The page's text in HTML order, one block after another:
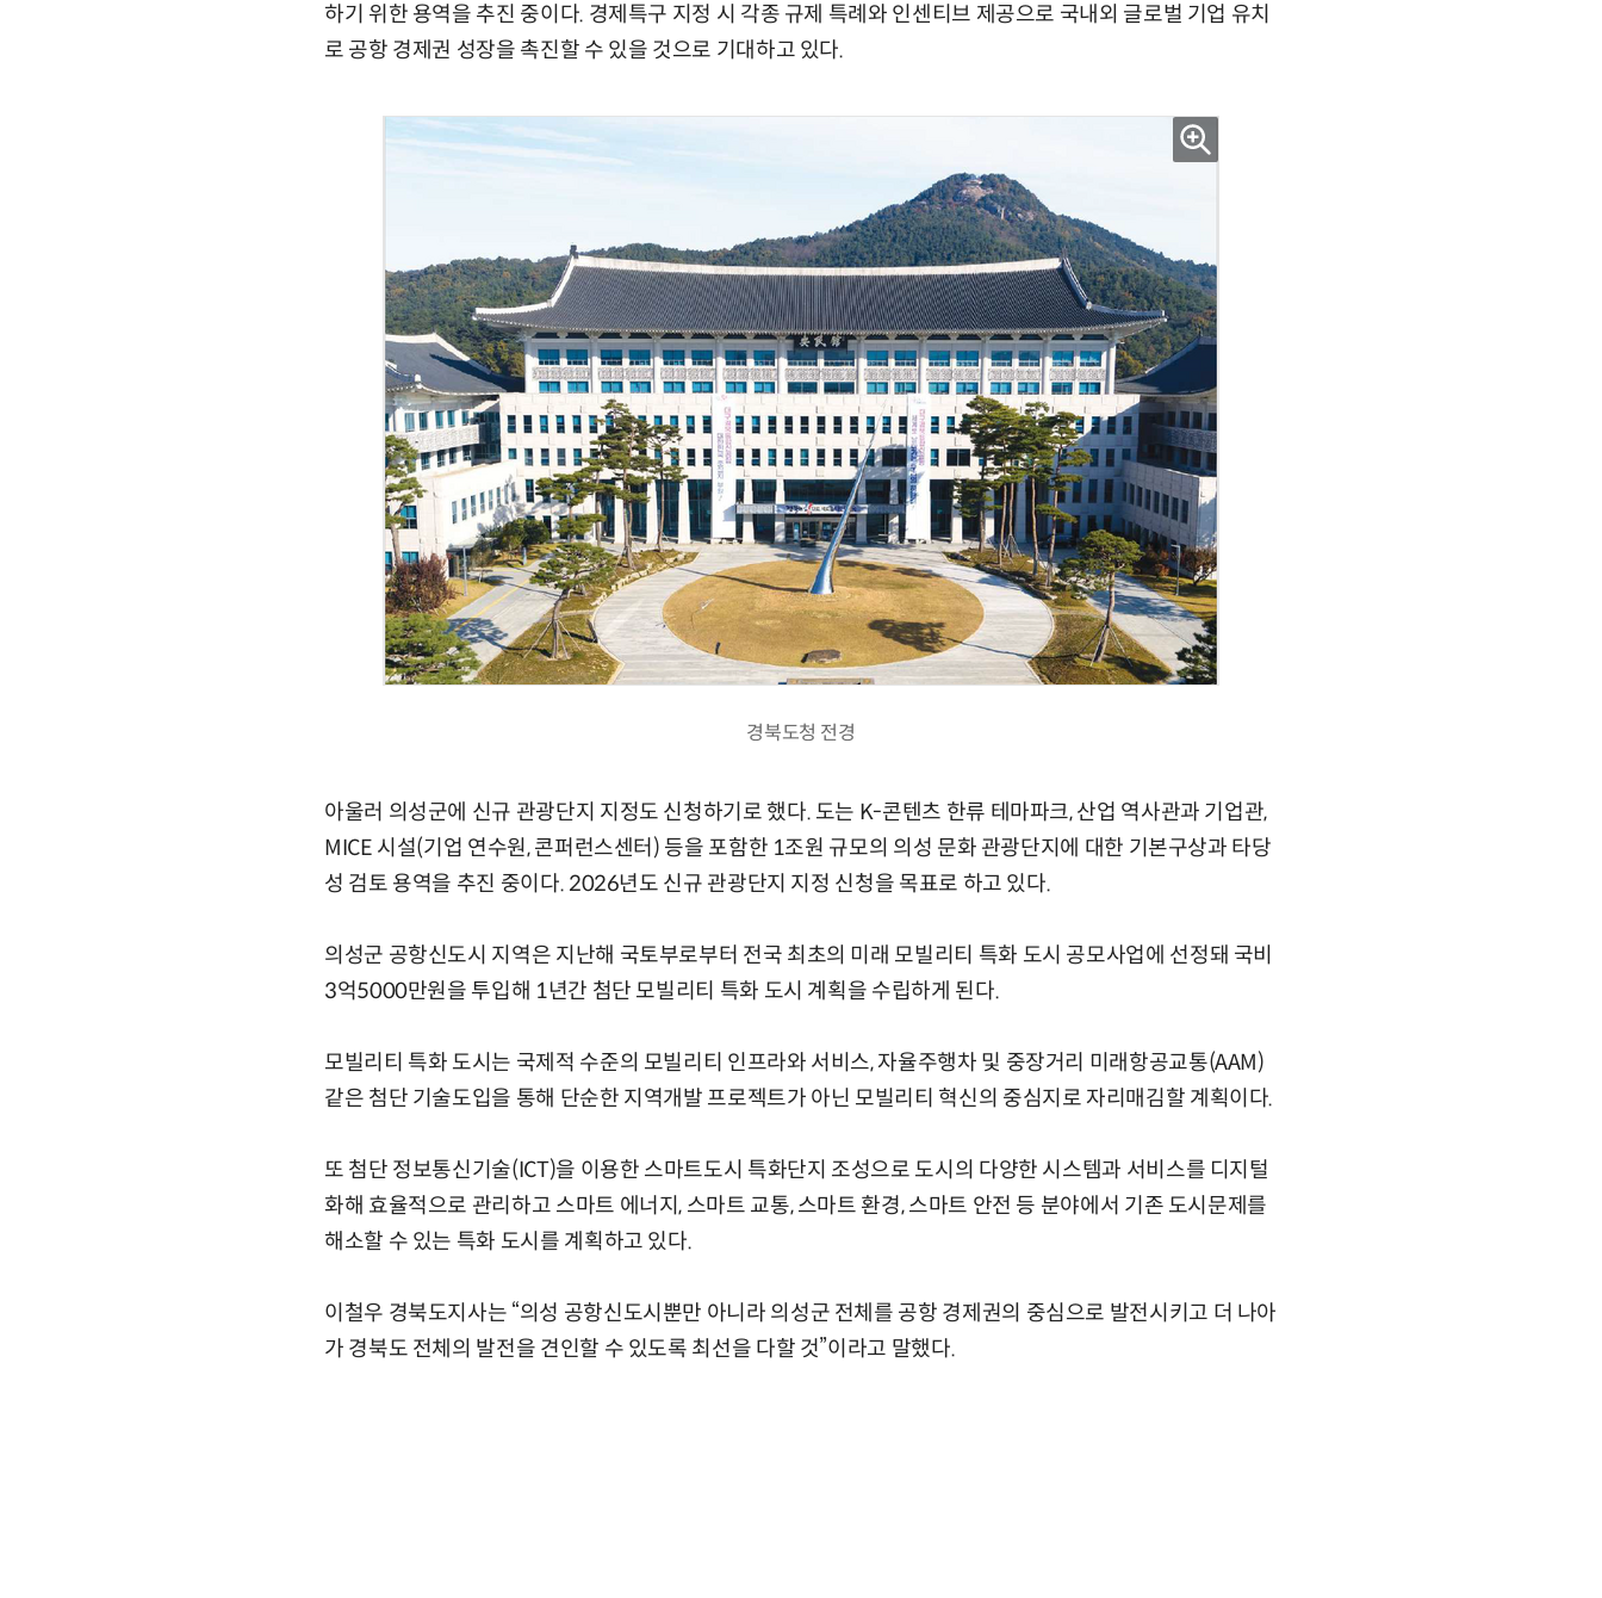
하기 위한 용역을 추진 중이다. 경제특구 지정 시 각종 규제 특례와 인센티브 제공으로 국내외 글로벌 기업 유치
로 공항 경제권 성장을 촉진할 수 있을 것으로 기대하고 있다.
경북도청 전경
아울러 의성군에 신규 관광단지 지정도 신청하기로 했다. 도는 K-콘텐츠 한류 테마파크, 산업 역사관과 기업관,
MICE 시설(기업 연수원, 콘퍼런스센터) 등을 포함한 1조원 규모의 의성 문화 관광단지에 대한 기본구상과 타당
성 검토 용역을 추진 중이다. 2026년도 신규 관광단지 지정 신청을 목표로 하고 있다.
의성군 공항신도시 지역은 지난해 국토부로부터 전국 최초의 미래 모빌리티 특화 도시 공모사업에 선정돼 국비
3억5000만원을 투입해 1년간 첨단 모빌리티 특화 도시 계획을 수립하게 된다.
모빌리티 특화 도시는 국제적 수준의 모빌리티 인프라와 서비스, 자율주행차 및 중장거리 미래항공교통(AAM)
같은 첨단 기술도입을 통해 단순한 지역개발 프로젝트가 아닌 모빌리티 혁신의 중심지로 자리매김할 계획이다.
또 첨단 정보통신기술(ICT)을 이용한 스마트도시 특화단지 조성으로 도시의 다양한 시스템과 서비스를 디지털
화해 효율적으로 관리하고 스마트 에너지, 스마트 교통, 스마트 환경, 스마트 안전 등 분야에서 기존 도시문제를
해소할 수 있는 특화 도시를 계획하고 있다.
이철우 경북도지사는 “의성 공항신도시뿐만 아니라 의성군 전체를 공항 경제권의 중심으로 발전시키고 더 나아
가 경북도 전체의 발전을 견인할 수 있도록 최선을 다할 것”이라고 말했다.